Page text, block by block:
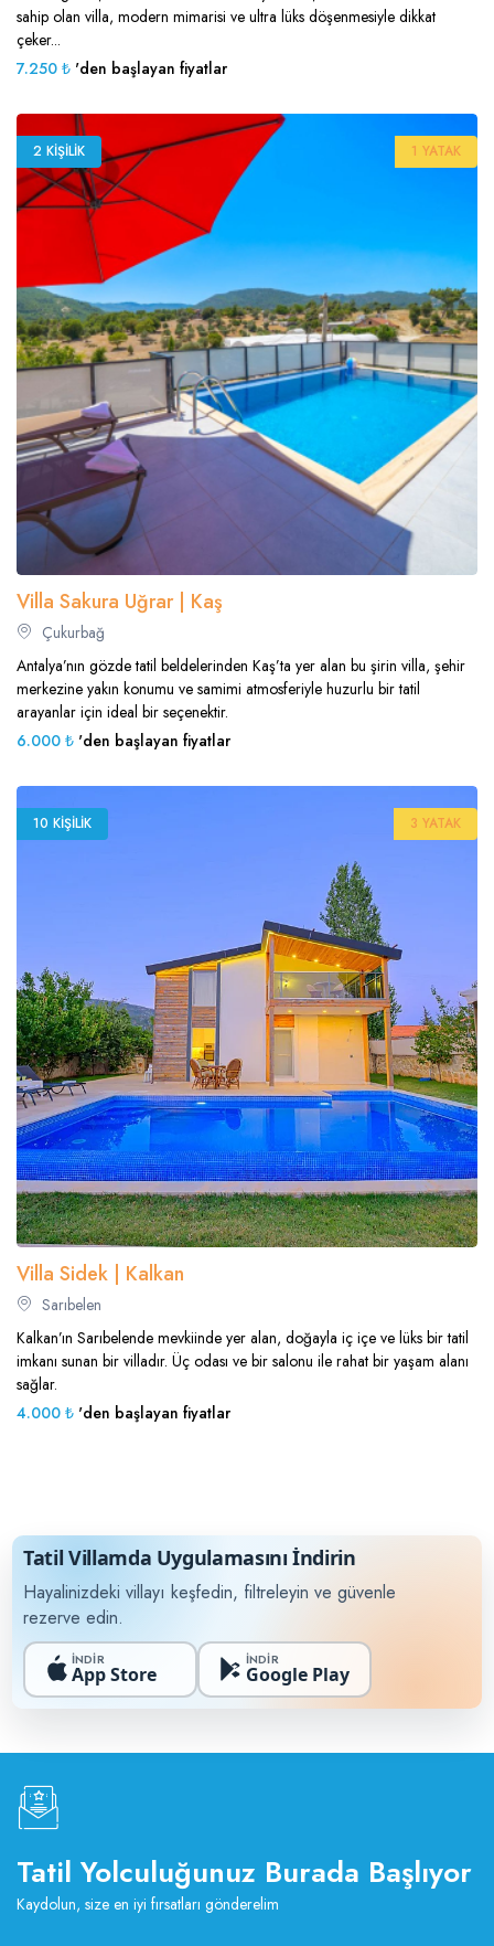
sahip olan villa, modern mimarisi ve ultra lüks döşenmesiyle dikkat
çeker...
7.250 ₺ 'den başlayan fiyatlar
2 KIŞILIK 1 YATAK
Villa Sakura Uğrar | Kaş
Çukurbağ
Antalya’nın gözde tatil beldelerinden Kaş’ta yer alan bu şirin villa, şehir
merkezine yakın konumu ve samimi atmosferiyle huzurlu bir tatil
arayanlar için ideal bir seçenektir.
6.000 ₺ 'den başlayan fiyatlar
10 KIŞILIK 3 YATAK
Villa Sidek | Kalkan
Sarıbelen
Kalkan’ın Sarıbelende mevkiinde yer alan, doğayla iç içe ve lüks bir tatil
imkanı sunan bir villadır. Üç odası ve bir salonu ile rahat bir yaşam alanı
sağlar.
4.000 ₺ 'den başlayan fiyatlar
Tatil Villamda Uygulamasını İndirin
Hayalinizdeki villayı keşfedin, filtreleyin ve güvenle
rezerve edin.
İNDİR
App Store
İNDİR
Google Play
Tatil Yolculuğunuz Burada Başlıyor
Kaydolun, size en iyi fırsatları gönderelim